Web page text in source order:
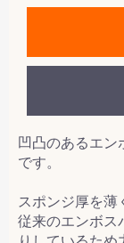
凹凸のあるエン
です。
スポンジ厚を薄
従来のエンボス